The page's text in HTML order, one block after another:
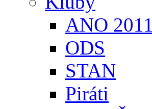
ANO 2011
ODS
STAN
Piráti